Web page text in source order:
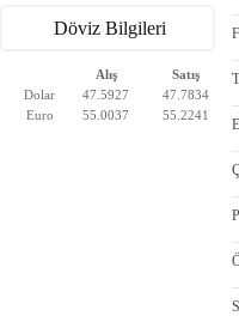
Döviz Bilgileri
Alış
Satış
Dolar
47.5927
47.7834
Euro
55.0037 55.2241